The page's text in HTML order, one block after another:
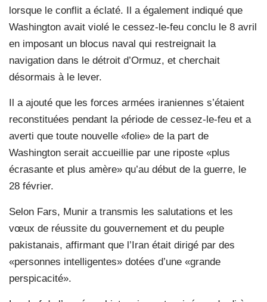
lorsque le conflit a éclaté. Il a également indiqué que
Washington avait violé le cessez-le-feu conclu le 8 avril
en imposant un blocus naval qui restreignait la
navigation dans le détroit d’Ormuz, et cherchait
désormais à le lever.
Il a ajouté que les forces armées iraniennes s’étaient
reconstituées pendant la période de cessez-le-feu et a
averti que toute nouvelle «folie» de la part de
Washington serait accueillie par une riposte «plus
écrasante et plus amère» qu’au début de la guerre, le
28 février.
Selon Fars, Munir a transmis les salutations et les
vœux de réussite du gouvernement et du peuple
pakistanais, affirmant que l’Iran était dirigé par des
«personnes intelligentes» dotées d’une «grande
perspicacité».